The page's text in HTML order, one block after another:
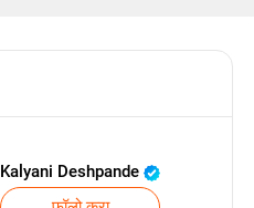
Kalyani Deshpande